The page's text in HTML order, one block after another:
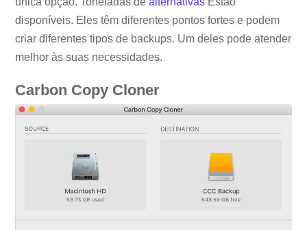
disponíveis. Eles têm diferentes pontos fortes e podem
criar diferentes tipos de backups. Um deles pode atender
melhor às suas necessidades.
Carbon Copy Cloner